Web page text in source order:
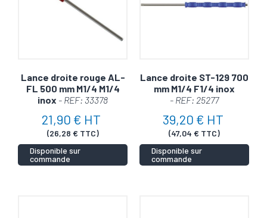
Lance droite rouge AL-
FL 500 mm M1/4 M1/4
inox - REF: 33378
21,90 € HT
(26,28 € TTC)
Disponible sur
commande
Lance droite ST-129 700
mm M1/4 F1/4 inox
- REF: 25277
39,20 € HT
(47,04 € TTC)
Disponible sur
commande